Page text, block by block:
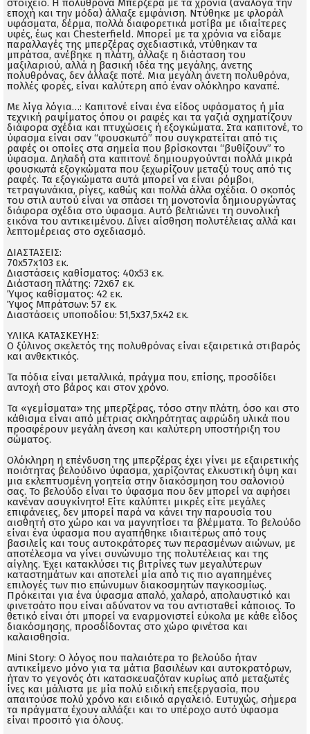
στοιχείο. Η πολυθρόνα Μπερζέρα με τα χρόνια (ανάλογα την
εποχή και την μόδα) άλλαξε εμφάνιση. Ντύθηκε με φλοράλ
υφάσματα, δέρμα, πολλά διαφορετικά μοτίβα με ιδιαίτερες
υφές, έως και Chesterfield. Μπορεί με τα χρόνια να είδαμε
παραλλαγές της μπερζέρας σχεδιαστικά, ντύθηκαν τα
μπράτσα, ανέβηκε η πλάτη, άλλαξε η διάσταση του
μαξιλαριού, αλλά η βασική ιδέα της μεγάλης, άνετης
πολυθρόνας, δεν άλλαξε ποτέ. Μια μεγάλη άνετη πολυθρόνα,
πολλές φορές, είναι καλύτερη από έναν ολόκληρο καναπέ.
Με λίγα λόγια…: Καπιτονέ είναι ένα είδος υφάσματος ή μία
τεχνική ραψίματος όπου οι ραφές και τα γαζιά σχηματίζουν
διάφορα σχέδια και πτυχώσεις ή εξογκώματα. Στα καπιτονέ, το
ύφασμα είναι σαν “φουσκωτό” που συγκρατείται από τις
ραφές οι οποίες στα σημεία που βρίσκονται “βυθίζουν” το
ύφασμα. Δηλαδή στα καπιτονέ δημιουργούνται πολλά μικρά
φουσκωτά εξογκώματα που ξεχωρίζουν μεταξύ τους από τις
ραφές. Τα εξογκώματα αυτά μπορεί να είναι ρόμβοι,
τετραγωνάκια, ρίγες, καθώς και πολλά άλλα σχέδια. Ο σκοπός
του στιλ αυτού είναι να σπάσει τη μονοτονία δημιουργώντας
διάφορα σχέδια στο ύφασμα. Αυτό βελτιώνει τη συνολική
εικόνα του αντικειμένου. Δίνει αίσθηση πολυτέλειας αλλά και
λεπτομέρειας στο σχεδιασμό.
ΔΙΑΣΤΑΣΕΙΣ:
70x57x103 εκ.
Διαστάσεις καθίσματος: 40x53 εκ.
Διάσταση πλάτης: 72x67 εκ.
Ύψος καθίσματος: 42 εκ.
Ύψος Μπράτσων: 57 εκ.
Διαστάσεις υποποδίου: 51,5x37,5x42 εκ.
ΥΛΙΚΑ ΚΑΤΑΣΚΕΥΗΣ:
Ο ξύλινος σκελετός της πολυθρόνας είναι εξαιρετικά στιβαρός
και ανθεκτικός.
Τα πόδια είναι μεταλλικά, πράγμα που, επίσης, προσδίδει
αντοχή στο βάρος και στον χρόνο.
Τα «γεμίσματα» της μπερζέρας, τόσο στην πλάτη, όσο και στο
κάθισμα είναι από μέτριας σκληρότητας αφρώδη υλικά που
προσφέρουν μεγάλη άνεση και καλύτερη υποστήριξη του
σώματος.
Ολόκληρη η επένδυση της μπερζέρας έχει γίνει με εξαιρετικής
ποιότητας βελούδινο ύφασμα, χαρίζοντας ελκυστική όψη και
μια εκλεπτυσμένη γοητεία στην διακόσμηση του σαλονιού
σας. Το βελούδο είναι το ύφασμα που δεν μπορεί να αφήσει
κανέναν ασυγκίνητο! Είτε καλύπτει μικρές είτε μεγάλες
επιφάνειες, δεν μπορεί παρά να κάνει την παρουσία του
αισθητή στο χώρο και να μαγνητίσει τα βλέμματα. Το βελούδο
είναι ένα ύφασμα που αγαπήθηκε ιδιαιτέρως από τους
βασιλείς και τους αυτοκράτορες των περασμένων αιώνων, με
αποτέλεσμα να γίνει συνώνυμο της πολυτέλειας και της
αίγλης. Έχει κατακλύσει τις βιτρίνες των μεγαλύτερων
καταστημάτων και αποτελεί μία από τις πιο αγαπημένες
επιλογές των πιο επώνυμων διακοσμητών παγκοσμίως.
Πρόκειται για ένα ύφασμα απαλό, χαλαρό, απολαυστικό και
φινετσάτο που είναι αδύνατον να του αντισταθεί κάποιος. Το
θετικό είναι ότι μπορεί να εναρμονιστεί εύκολα με κάθε είδος
διακόσμησης, προσδίδοντας στο χώρο φινέτσα και
καλαισθησία.
Mini Story: Ο λόγος που παλαιότερα το βελούδο ήταν
αντικείμενο μόνο για τα μάτια βασιλέων και αυτοκρατόρων,
ήταν το γεγονός ότι κατασκευαζόταν κυρίως από μεταξωτές
ίνες και μάλιστα με μία πολύ ειδική επεξεργασία, που
απαιτούσε πολύ χρόνο και ειδικό αργαλειό. Ευτυχώς, σήμερα
τα πράγματα έχουν αλλάξει και το υπέροχο αυτό ύφασμα
είναι προσιτό για όλους.